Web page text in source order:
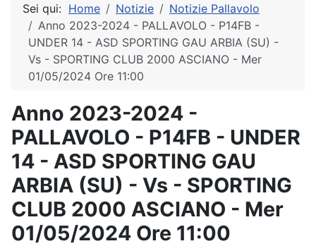
Sei qui: Home Notizie
Notizie Pallavolo
Anno 2023-2024 - PALLAVOLO - P14FB -
UNDER 14 - ASD SPORTING GAU ARBIA (SU) -
Vs - SPORTING CLUB 2000 ASCIANO - Mer
01/05/2024 Ore 11:00
Anno 2023-2024 -
PALLAVOLO - P14FB - UNDER
14 - ASD SPORTING GAU
ARBIA (SU) - Vs - SPORTING
CLUB 2000 ASCIANO - Mer
01/05/2024 Ore 11:00